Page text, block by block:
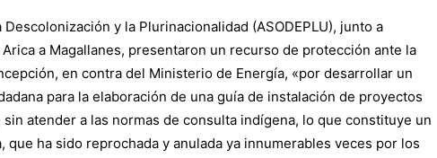
y la Plurinacionalidad (ASODEPLU), junto a
a Magallanes, presentaron un recurso de protección ante la
en contra del Ministerio de Energía, «por desarrollar un
para la elaboración de una guía de instalación de proyectos
atender a las normas de consulta indígena, lo que constituye un
que ha sido reprochada y anulada ya innumerables veces por los